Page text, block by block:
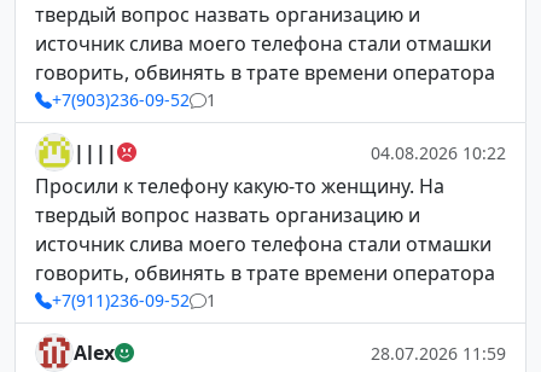
твердый вопрос назвать организацию и
источник слива моего телефона стали отмашки
говорить, обвинять в трате времени оператора
+7(903)236-09-52 1
|||| 04.08.2026 10:22
Просили к телефону какую-то женщину. На
твердый вопрос назвать организацию и
источник слива моего телефона стали отмашки
говорить, обвинять в трате времени оператора
+7(911)236-09-52 1
Alex 28.07.2026 11:59